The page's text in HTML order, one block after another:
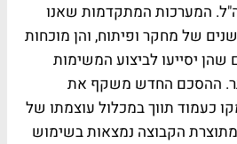
המערכות המתקדמות שאנו
של מחקר ופיתוח, והן מוכחות
יסייעו לביצוע המשימות
ההסכם החדש משקף את
כעמוד תווך במכלול עוצמתו של
הקבוצה נמצאות בשימוש